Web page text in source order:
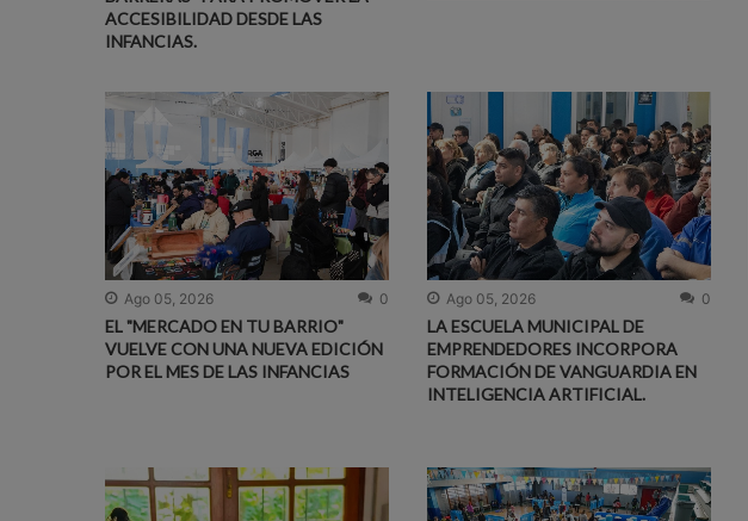
ACCESIBILIDAD DESDE LAS
INFANCIAS.
Ago 05, 2026 0
EL "MERCADO EN TU BARRIO"
VUELVE CON UNA NUEVA EDICIÓN
POR EL MES DE LAS INFANCIAS
Ago 05, 2026 0
LA ESCUELA MUNICIPAL DE
EMPRENDEDORES INCORPORA
FORMACIÓN DE VANGUARDIA EN
INTELIGENCIA ARTIFICIAL.